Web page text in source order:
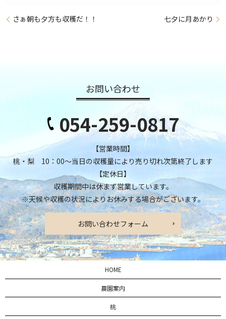
さぁ朝も夕方も収穫だ！！ 七夕に月あかり
お問い合わせ
054-259-0817
【営業時間】
桃・梨 10：00～当日の収穫量により売り切れ次第終了します
【定休日】
収穫期間中は休まず営業しています。
※天候や収穫の状況によりお休みする場合がございます。
お問い合わせフォーム
HOME
農園案内
桃